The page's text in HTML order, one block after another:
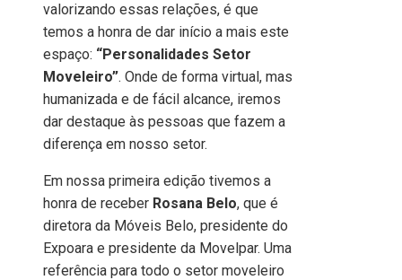
valorizando essas relações, é que
temos a honra de dar início a mais este
espaço: “Personalidades Setor
Moveleiro”. Onde de forma virtual, mas
humanizada e de fácil alcance, iremos
dar destaque às pessoas que fazem a
diferença em nosso setor.
Em nossa primeira edição tivemos a
honra de receber Rosana Belo, que é
diretora da Móveis Belo, presidente do
Expoara e presidente da Movelpar. Uma
referência para todo o setor moveleiro